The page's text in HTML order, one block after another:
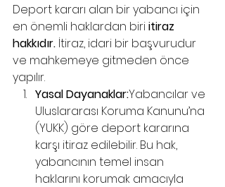
Deport kararı alan bir yabancı için
en önemli haklardan biri itiraz
hakkıdır. İtiraz, idari bir başvurudur
ve mahkemeye gitmeden önce
yapılır.
Yasal Dayanaklar:Yabancılar ve
Uluslararası Koruma Kanunu’na
(YUKK) göre deport kararına
karşı itiraz edilebilir. Bu hak,
yabancının temel insan
haklarını korumak amacıyla